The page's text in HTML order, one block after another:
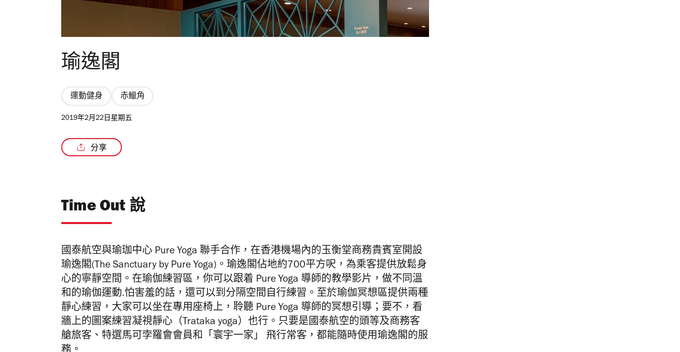
瑜逸閣
運動健身 赤鱲角
2019年2月22日星期五
分享
Time Out 說
國泰航空與瑜珈中心 Pure Yoga 聯手合作，在香港機場內的玉衡堂商務貴賓室開設
瑜逸閣(The Sanctuary by Pure Yoga)。瑜逸閣佔地約700平方呎，為乘客提供放鬆身
心的寧靜空間。在瑜伽練習區，你可以跟着 Pure Yoga 導師的教學影片，做不同溫
和的瑜伽運動.怕害羞的話，還可以到分隔空間自行練習。至於瑜伽冥想區提供兩種
靜心練習，大家可以坐在專用座椅上，聆聽 Pure Yoga 導師的冥想引導；要不，看
牆上的圖案練習凝視靜心（Trataka yoga）也行。只要是國泰航空的頭等及商務客
艙旅客、特選馬可孛羅會會員和「寰宇一家」 飛行常客，都能隨時使用瑜逸閣的服